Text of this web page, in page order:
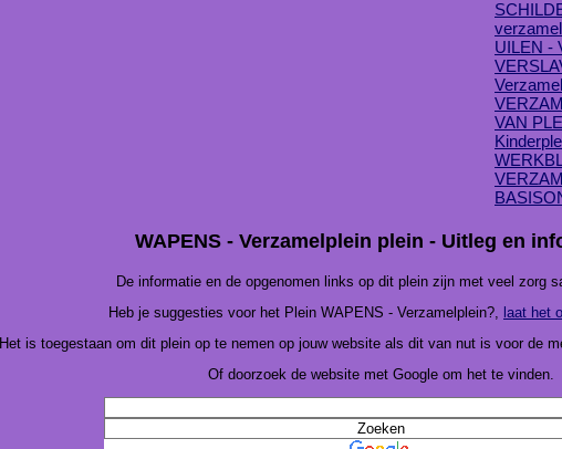
UILEN -
VAN
WAPENS - Verzamelplein plein - Uitleg en
De informatie en de opgenomen links op dit plein zijn met veel zorg
Heb je suggesties voor het Plein WAPENS - Verzamelplein?, laat het
Het is toegestaan om dit plein op te nemen op jouw website als dit van nut is voor de
Of doorzoek de website met Google om het te vinden.